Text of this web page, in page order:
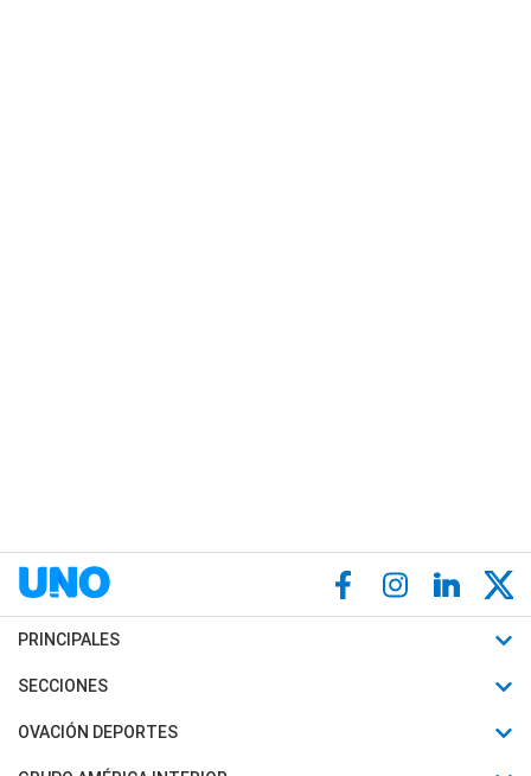
PRINCIPALES
Últimas Noticias
Política
SECCIONES
Horóscopo
Motores
OVACIÓN DEPORTES